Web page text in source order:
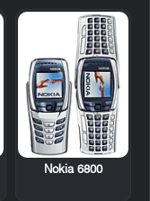
Nokia 6800